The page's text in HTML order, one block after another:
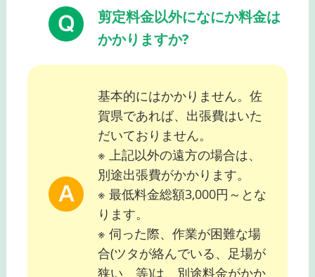
剪定料金以外になにか料金は
かかりますか?
基本的にはかかりません。佐
賀県であれば、出張費はいた
だいておりません。
※ 上記以外の遠方の場合は、
別途出張費がかかります。
※ 最低料金総額3,000円～とな
ります。
※ 伺った際、作業が困難な場
合(ツタが絡んでいる、足場が
狭い、等)は、別途料金がかか